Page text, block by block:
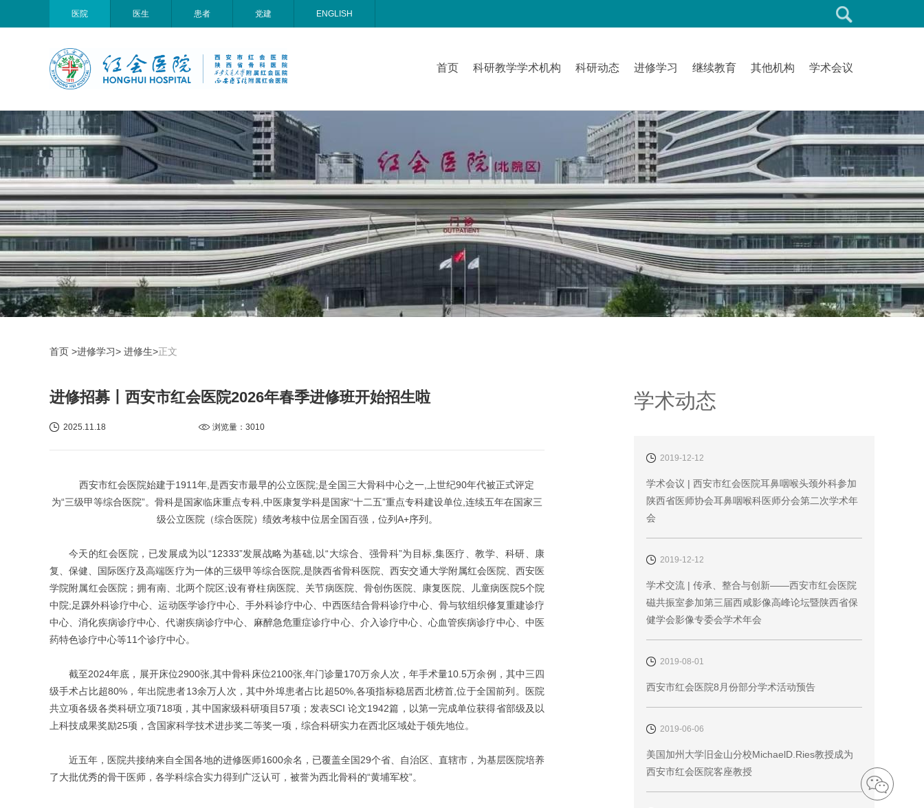
医院 医生 患者 党建 ENGLISH
首页 科研教学学术机构 科研动态 进修学习 继续教育 其他机构 学术会议
首页 >进修学习> 进修生>正文
进修招募丨西安市红会医院2026年春季进修班开始招生啦
2025.11.18 浏览量： 3010
西安市红会医院始建于1911年,是西安市最早的公立医院;是全国三大骨科中心之一,上世纪90年代被正式评定
为“三级甲等综合医院”。骨科是国家临床重点专科,中医康复学科是国家“十二五”重点专科建设单位,连续五年在国家三
级公立医院（综合医院）绩效考核中位居全国百强，位列A+序列。
今天的红会医院，已发展成为以“12333”发展战略为基础,以“大综合、强骨科”为目标,集医疗、教学、科研、康
复、保健、国际医疗及高端医疗为一体的三级甲等综合医院,是陕西省骨科医院、西安交通大学附属红会医院、西安医
学院附属红会医院；拥有南、北两个院区;设有脊柱病医院、关节病医院、骨创伤医院、康复医院、儿童病医院5个院
中院;足踝外科诊疗中心、运动医学诊疗中心、手外科诊疗中心、中西医结合骨科诊疗中心、骨与软组织修复重建诊疗
中心、消化疾病诊疗中心、代谢疾病诊疗中心、麻醉急危重症诊疗中心、介入诊疗中心、心血管疾病诊疗中心、中医
药特色诊疗中心等11个诊疗中心。
截至2024年底，展开床位2900张,其中骨科床位2100张,年门诊量170万余人次，年手术量10.5万余例，其中三四
级手术占比超80%，年出院患者13余万人次，其中外埠患者占比超50%,各项指标稳居西北榜首,位于全国前列。医院
共立项各级各类科研立项718项，其中国家级科研项目57项；发表SCI 论文1942篇，以第一完成单位获得省部级及以
上科技成果奖励25项，含国家科学技术进步奖二等奖一项，综合科研实力在西北区域处于领先地位。
近五年，医院共接纳来自全国各地的进修医师1600余名，已覆盖全国29个省、自治区、直辖市，为基层医院培养
了大批优秀的骨干医师，各学科综合实力得到广泛认可，被誉为西北骨科的“黄埔军校”。
学术动态
2019-12-12
学术会议 | 西安市红会医院耳鼻咽喉头颈外科参加
陕西省医师协会耳鼻咽喉科医师分会第二次学术年
会
2019-12-12
学术交流 | 传承、整合与创新——西安市红会医院
磁共振室参加第三届西咸影像高峰论坛暨陕西省保
健学会影像专委会学术年会
2019-08-01
西安市红会医院8月份部分学术活动预告
2019-06-06
美国加州大学旧金山分校MichaelD.Ries教授成为
西安市红会医院客座教授